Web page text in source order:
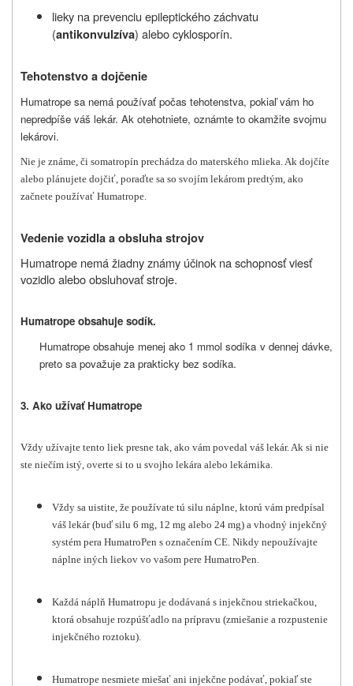
lieky na prevenciu epileptického záchvatu
(antikonvulzíva) alebo cyklosporín.
Tehotenstvo a dojčenie
Humatrope sa nemá používať počas tehotenstva, pokiaľ vám ho
nepredpíše váš lekár. Ak otehotniete, oznámte to okamžite svojmu
lekárovi.
Nie je známe, či somatropín prechádza do materského mlieka. Ak dojčíte
alebo plánujete dojčiť, poraďte sa so svojím lekárom predtým, ako
začnete používať Humatrope.
Vedenie vozidla a obsluha strojov
Humatrope nemá žiadny známy účinok na schopnosť viesť
vozidlo alebo obsluhovať stroje.
Humatrope obsahuje sodík.
Humatrope obsahuje menej ako 1 mmol sodíka v dennej dávke,
preto sa považuje za prakticky bez sodíka.
3. Ako užívať Humatrope
Vždy užívajte tento liek presne tak, ako vám povedal váš lekár. Ak si nie
ste niečím istý, overte si to u svojho lekára alebo lekárnika.
Vždy sa uistite, že používate tú silu náplne, ktorú vám predpísal
váš lekár (buď silu 6 mg, 12 mg alebo 24 mg) a vhodný injekčný
systém pera HumatroPen s označením CE. Nikdy nepoužívajte
náplne iných liekov vo vašom pere HumatroPen.
Každá náplň Humatropu je dodávaná s injekčnou striekačkou,
ktorá obsahuje rozpúšťadlo na prípravu (zmiešanie a rozpustenie
injekčného roztoku).
Humatrope nesmiete miešať ani injekčne podávať, pokiaľ ste